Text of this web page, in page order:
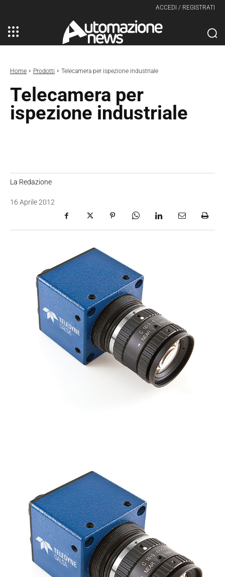
ACCEDI / REGISTRATI
Home Prodotti Telecamera per ispezione industriale
Telecamera per
ispezione industriale
La Redazione
16 Aprile 2012